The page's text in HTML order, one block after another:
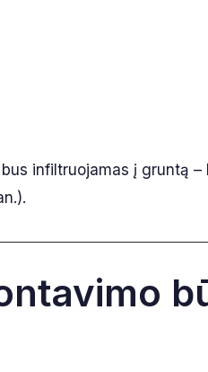
infiltruojamas į gruntą –